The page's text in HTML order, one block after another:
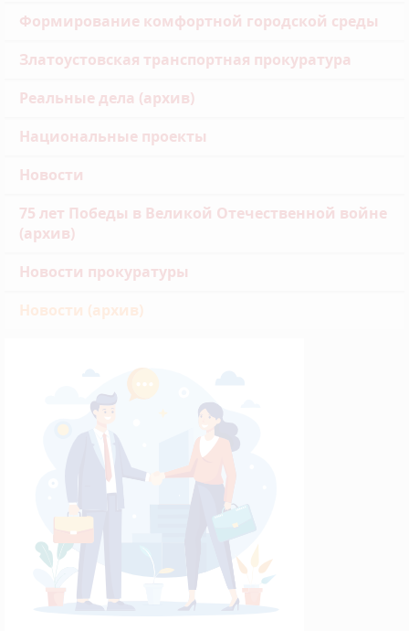
Формирование комфортной городской среды
Златоустовская транспортная прокуратура
Реальные дела (архив)
Национальные проекты
Новости
75 лет Победы в Великой Отечественной войне
(архив)
Новости прокуратуры
Новости (архив)